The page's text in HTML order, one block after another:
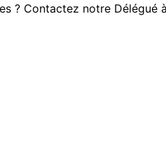
? Contactez notre Délégué